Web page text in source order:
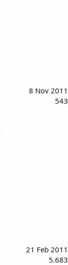
8 Nov 2011
543
21 Feb 2011
5.683